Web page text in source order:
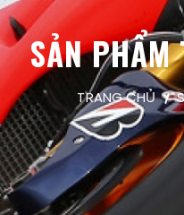
SẢN PHẨM
TRANG CHỦ